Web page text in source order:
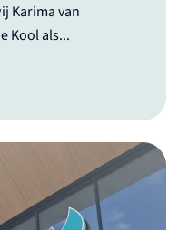
Karima van
Kool als...